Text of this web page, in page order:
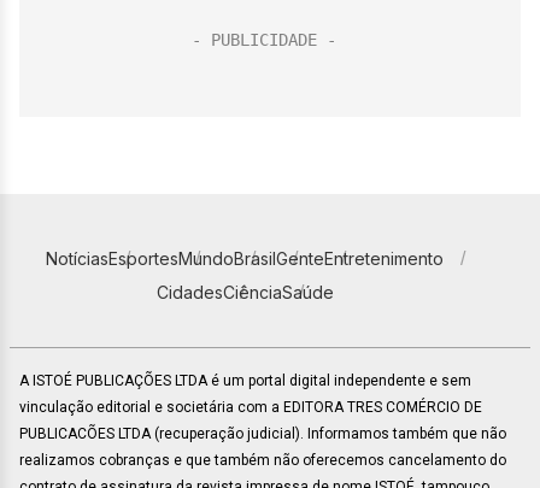
NotíciasEsportesMundoBrasilGenteEntretenimento
CidadesCiênciaSaúde
A ISTOÉ PUBLICAÇÕES LTDA é um portal digital independente e sem
vinculação editorial e societária com a EDITORA TRES COMÉRCIO DE
PUBLICACÕES LTDA (recuperação judicial). Informamos também que não
realizamos cobranças e que também não oferecemos cancelamento do